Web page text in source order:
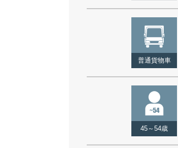
普通貨物車
45～54歳